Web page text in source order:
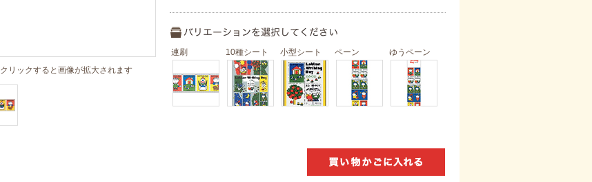
クリックすると画像が拡大されます
連刷 10種シート 小型シート ペーン ゆうペーン